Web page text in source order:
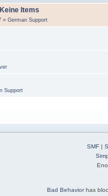
Items
» German Support
Support
SMF|
Bad Behaviorhas